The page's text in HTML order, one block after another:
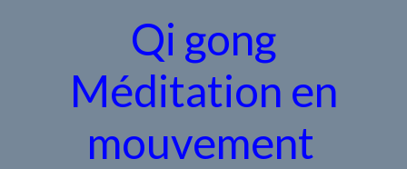
QI GONG / SÉANCE HEBDOMADAIRE
RETRAITE D'ÉTÉ 2026 / CÔTE D'OPALE FRANCE
QI GONG EN FORÊT
Qi gong
Méditation en
mouvement